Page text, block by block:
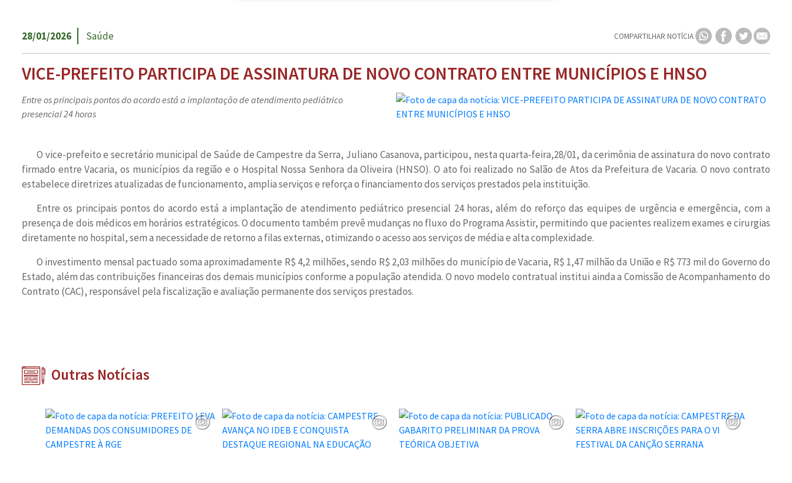
28/01/2026 Saúde COMPARTILHAR NOTÍCIA
VICE-PREFEITO PARTICIPA DE ASSINATURA DE NOVO CONTRATO ENTRE MUNICÍPIOS E HNSO
Entre os principais pontos do acordo está a implantação de atendimento pediátrico
presencial 24 horas
O vice-prefeito e secretário municipal de Saúde de Campestre da Serra, Juliano Casanova, participou, nesta quarta-feira,28/01, da cerimônia de assinatura do novo contrato
firmado entre Vacaria, os municípios da região e o Hospital Nossa Senhora da Oliveira (HNSO). O ato foi realizado no Salão de Atos da Prefeitura de Vacaria. O novo contrato
estabelece diretrizes atualizadas de funcionamento, amplia serviços e reforça o financiamento dos serviços prestados pela instituição.
Entre os principais pontos do acordo está a implantação de atendimento pediátrico presencial 24 horas, além do reforço das equipes de urgência e emergência, com a
presença de dois médicos em horários estratégicos. O documento também prevê mudanças no fluxo do Programa Assistir, permitindo que pacientes realizem exames e cirurgias
diretamente no hospital, sem a necessidade de retorno a filas externas, otimizando o acesso aos serviços de média e alta complexidade.
O investimento mensal pactuado soma aproximadamente R$ 4,2 milhões, sendo R$ 2,03 milhões do município de Vacaria, R$ 1,47 milhão da União e R$ 773 mil do Governo do
Estado, além das contribuições financeiras dos demais municípios conforme a população atendida. O novo modelo contratual institui ainda a Comissão de Acompanhamento do
Contrato (CAC), responsável pela fiscalização e avaliação permanente dos serviços prestados.
Outras Notícias